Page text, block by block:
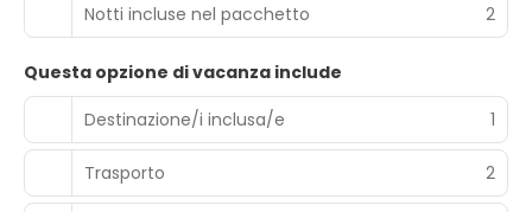
Notti incluse nel pacchetto 2
Questa opzione di vacanza include
Destinazione/i inclusa/e
1
Trasporto 2